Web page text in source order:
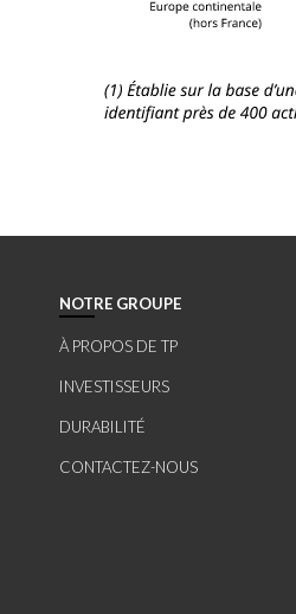
NOTRE GROUPE
À PROPOS DE TP
INVESTISSEURS
DURABILITÉ
CONTACTEZ-NOUS